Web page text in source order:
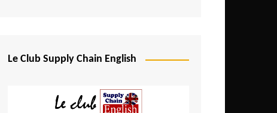
Le Club Supply Chain English